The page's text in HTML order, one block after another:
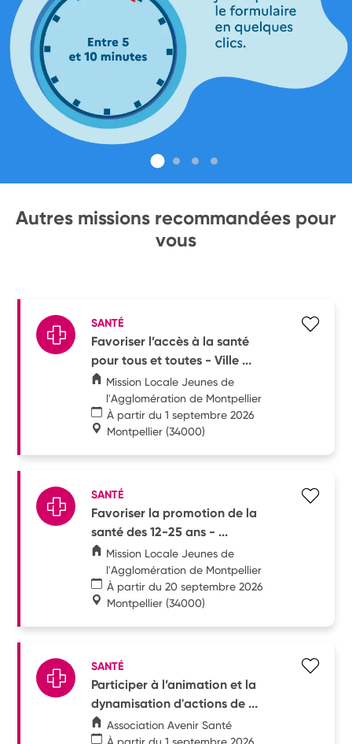
Autres missions recommandées pour
vous
SANTÉ
Favoriser l’accès à la santé
pour tous et toutes - Ville ...
Mission Locale Jeunes de
l'Agglomération de Montpellier
À partir du 1 septembre 2026
Montpellier (34000)
SANTÉ
Favoriser la promotion de la
santé des 12-25 ans - ...
Mission Locale Jeunes de
l'Agglomération de Montpellier
À partir du 20 septembre 2026
Montpellier (34000)
SANTÉ
Participer à l’animation et la
dynamisation d'actions de ...
Association Avenir Santé
À partir du 1 septembre 2026